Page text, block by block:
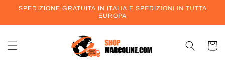
direttamente
SPEDIZIONE GRATUITA IN ITALIA E SPEDIZIONI IN TUTTA
EUROPA
Carrello